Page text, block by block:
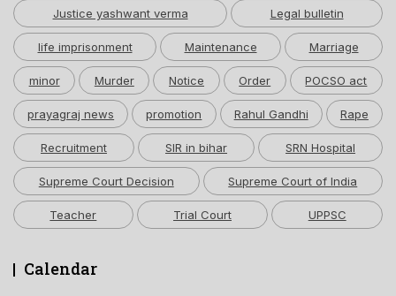
Justice yashwant verma Legal bulletin
life imprisonment Maintenance Marriage
minor Murder Notice Order POCSO act
prayagraj news promotion Rahul Gandhi Rape
Recruitment SIR in bihar SRN Hospital
Supreme Court Decision Supreme Court of India
Teacher Trial Court UPPSC
Calendar